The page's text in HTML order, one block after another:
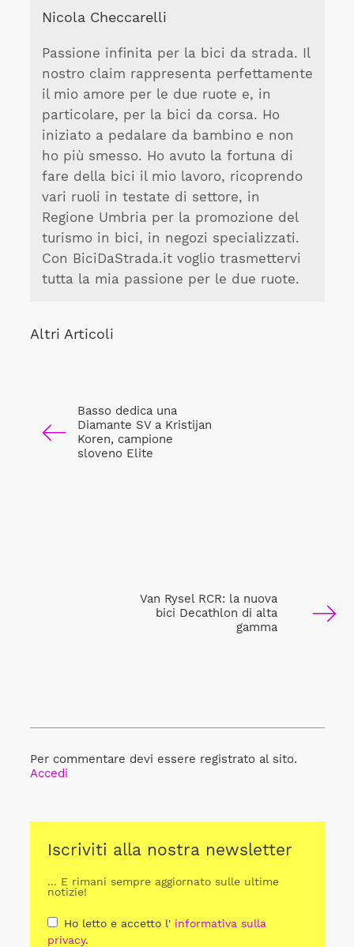
Nicola Checcarelli
Passione infinita per la bici da strada. Il
nostro claim rappresenta perfettamente
il mio amore per le due ruote e, in
particolare, per la bici da corsa. Ho
iniziato a pedalare da bambino e non
ho più smesso. Ho avuto la fortuna di
fare della bici il mio lavoro, ricoprendo
vari ruoli in testate di settore, in
Regione Umbria per la promozione del
turismo in bici, in negozi specializzati.
Con BiciDaStrada.it voglio trasmettervi
tutta la mia passione per le due ruote.
Altri Articoli
Basso dedica una
Diamante SV a Kristijan
Koren, campione
sloveno Elite
Van Rysel RCR: la nuova
bici Decathlon di alta
gamma
Per commentare devi essere registrato al sito.
Accedi
Iscriviti alla nostra newsletter
... E rimani sempre aggiornato sulle ultime
notizie!
Ho letto e accetto l' informativa sulla
privacy.